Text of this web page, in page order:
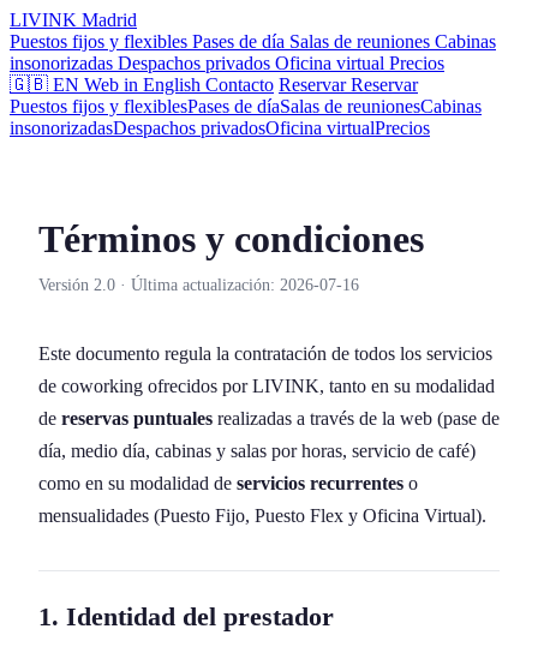
LIVINK Madrid
Puestos fijos y flexibles Pases de día Salas de reuniones Cabinas
insonorizadas Despachos privados Oficina virtual Precios
🇬🇧 EN Web in English Contacto Reservar Reservar
Puestos fijos y flexiblesPases de díaSalas de reunionesCabinas
insonorizadasDespachos privadosOficina virtualPrecios
Términos y condiciones
Versión 2.0 · Última actualización: 2026-07-16
Este documento regula la contratación de todos los servicios
de coworking ofrecidos por LIVINK, tanto en su modalidad
de reservas puntuales realizadas a través de la web (pase de
día, medio día, cabinas y salas por horas, servicio de café)
como en su modalidad de servicios recurrentes o
mensualidades (Puesto Fijo, Puesto Flex y Oficina Virtual).
1. Identidad del prestador